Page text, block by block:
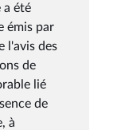
a été
émis par
l'avis des
de
lié
de
à